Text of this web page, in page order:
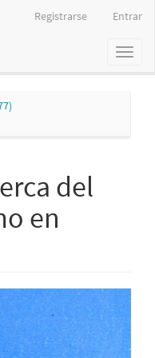
Registrarse Entrar
Toggle
del
en